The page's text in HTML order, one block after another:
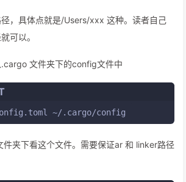
，具体点就是/Users/xxx 这种。读者自己
可以。
文件夹下的config文件中
~/.cargo/config
夹下看这个文件。需要保证ar 和 linker路径